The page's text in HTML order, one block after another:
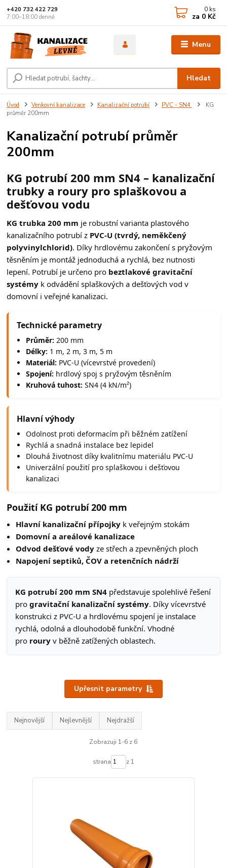
Menu
Hledat
+420 732 422 729
7:00–18:00 denně
0 ks
za 0 Kč
Úvod Venkovní kanalizace Kanalizační potrubí PVC - SN4
KG
průměr 200mm
Kanalizační potrubí průměr
200mm
KG potrubí 200 mm SN4 – kanalizační
trubky a roury pro splaškovou a
dešťovou vodu
KG trubka 200 mm je robustní varianta plastového
kanalizačního potrubí z PVC-U (tvrdý, neměkčený
polyvinylchlorid). Díky hrdlovému zakončení s pryžovým
těsněním je montáž jednoduchá a rychlá, bez nutnosti
lepení. Potrubí je určeno pro beztlakové gravitační
systémy k odvádění splaškových a dešťových vod v
domovní i veřejné kanalizaci.
Technické parametry
Průměr: 200 mm
Délky: 1 m, 2 m, 3 m, 5 m
Materiál: PVC-U (vícevrstvé provedení)
Spojení: hrdlový spoj s pryžovým těsněním
Kruhová tuhost: SN4 (4 kN/m²)
Hlavní výhody
Odolnost proti deformacím při běžném zatížení
Rychlá a snadná instalace bez lepidel
Dlouhá životnost díky kvalitnímu materiálu PVC-U
Univerzální použití pro splaškovou i dešťovou
kanalizaci
Použití KG potrubí 200 mm
Hlavní kanalizační přípojky k veřejným stokám
Domovní a areálové kanalizace
Odvod dešťové vody ze střech a zpevněných ploch
Napojení septiků, ČOV a retenčních nádrží
KG potrubí 200 mm SN4 představuje spolehlivé řešení
progravitační kanalizační systémy. Díky vícevrstvé
konstrukci z PVC-U a hrdlovému spojení je instalace
rychlá, odolná a dlouhodobě funkční. Vhodné
pro rouryv běžně zatížených oblastech.
Upřesnit parametry
Nejnovější Nejlevnější Nejdražší
Zobrazuji 1-6 z 6
strana z 1